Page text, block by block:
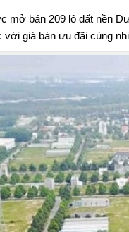
mở bán 209 lô đất nền
với giá bán ưu đãi cùng